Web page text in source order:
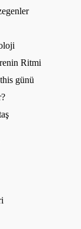
Ritmi
günü